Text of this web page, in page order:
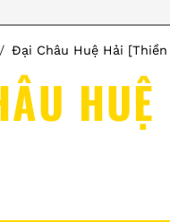
Đại Châu Huệ Hải